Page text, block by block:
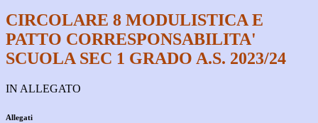
CIRCOLARE 8 MODULISTICA E
PATTO CORRESPONSABILITA'
SCUOLA SEC 1 GRADO A.S. 2023/24
IN ALLEGATO
Allegati